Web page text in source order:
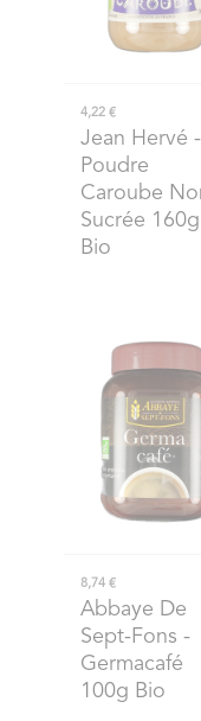
4,22 €
Jean Hervé -
Poudre
Caroube
Sucrée 160g
Bio
8,74 €
Abbaye De
Sept-Fons -
Germacafé
100g Bio